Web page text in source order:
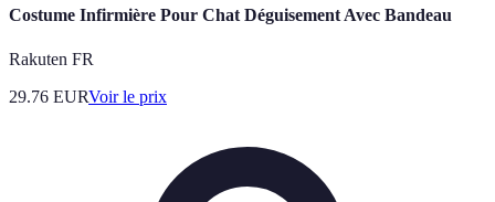
Costume Infirmière Pour Chat Déguisement Avec Bandeau
Rakuten FR
29.76 EURVoir le prix